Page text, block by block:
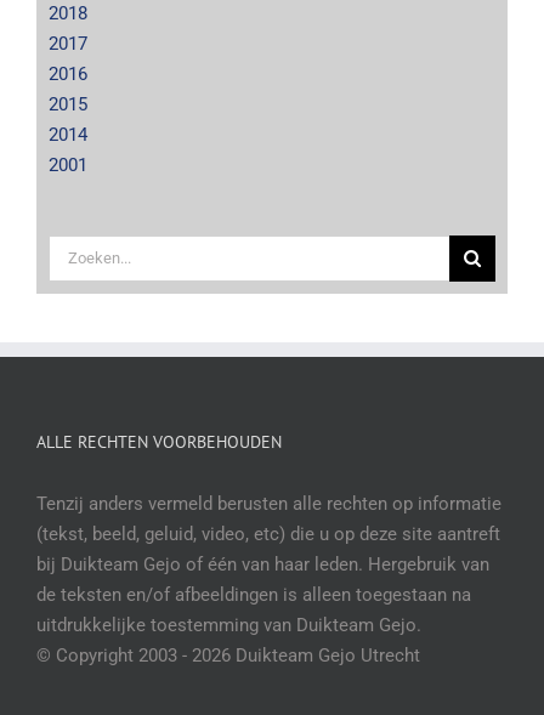
2018
2017
2016
2015
2014
2001
Zoeken
naar:
ALLE RECHTEN VOORBEHOUDEN
Tenzij anders vermeld berusten alle rechten op informatie
(tekst, beeld, geluid, video, etc) die u op deze site aantreft
bij Duikteam Gejo of één van haar leden. Hergebruik van
de teksten en/of afbeeldingen is alleen toegestaan na
uitdrukkelijke toestemming van Duikteam Gejo.
© Copyright 2003 - 2026 Duikteam Gejo Utrecht